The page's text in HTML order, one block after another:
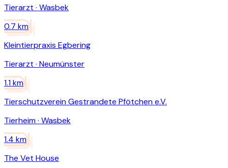
Tierarzt · Wasbek
0.7 km
Kleintierpraxis Egbering
Tierarzt · Neumünster
1.1km
Tierschutzverein Gestrandete Pfötchen e.V.
Tierheim· Wasbek
1.4 km
The Vet House